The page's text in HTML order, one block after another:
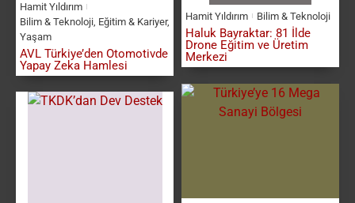
Hamit Yıldırım
Bilim & Teknoloji, Eğitim & Kariyer,
Yaşam
AVL Türkiye’den Otomotivde
Yapay Zeka Hamlesi
Hamit Yıldırım Bilim & Teknoloji
Haluk Bayraktar: 81 İlde
Drone Eğitim ve Üretim
Merkezi